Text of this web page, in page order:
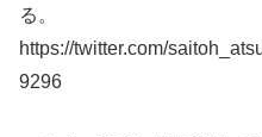
る。
https://twitter.com/
9296